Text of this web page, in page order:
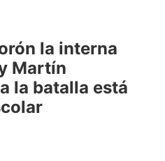
la interna
Martín
la batalla está